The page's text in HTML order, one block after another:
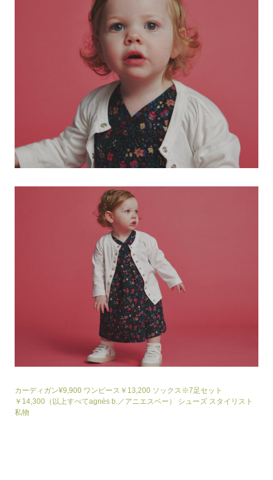
カーディガン¥9,900 ワンピース￥13,200 ソックス※7足セット
￥14,300（以上すべてagnès b.／アニエスベー） シューズ スタイリスト
私物